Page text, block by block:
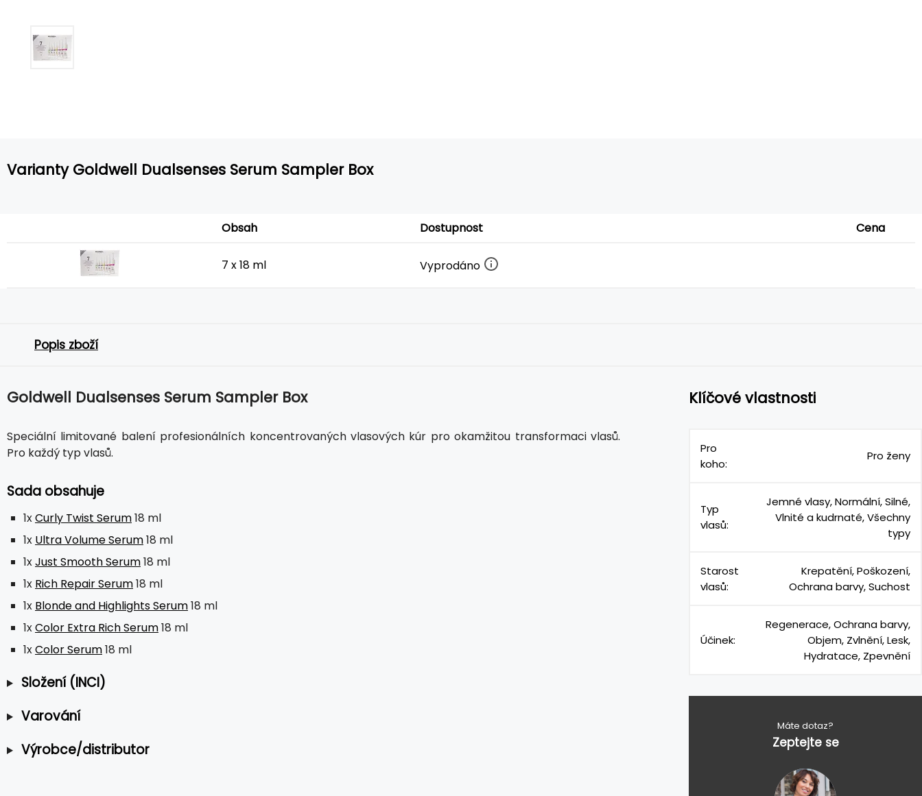
Varianty Goldwell Dualsenses Serum Sampler Box
Obsah Dostupnost Cena
7 x 18 ml Vyprodáno
Popis zboží
Goldwell Dualsenses Serum Sampler Box
Speciální limitované balení profesionálních koncentrovaných vlasových kúr pro okamžitou transformaci vlasů.
Pro každý typ vlasů.
Sada obsahuje
1xCurly Twist Serum18 ml
1x Ultra Volume Serum18 ml
1xJust Smooth Serum18 ml
1x Rich Repair Serum18 ml
1x Blonde and Highlights Serum18 ml
1xColor Extra Rich Serum18 ml
1xColor Serum18 ml
Složení (INCI)
Varování
Výrobce/distributor
Klíčové vlastnosti
Pro
koho:
Pro ženy
Typ
vlasů:
Jemné vlasy, Normální, Silné,
Vlnité a kudrnaté, Všechny
typy
Starost
vlasů:
Krepatění, Poškození,
Ochrana barvy, Suchost
Účinek:
Regenerace, Ochrana barvy,
Objem, Zvlnění, Lesk,
Hydratace, Zpevnění
Máte dotaz?
Zeptejte se